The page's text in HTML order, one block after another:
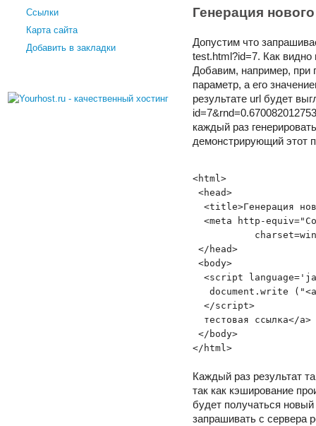
Генерация
Допустим что
test.html?id=7. Как видно
Добавим, например,
параметр, а его
результате url будет
каждый раз
демонстрирующий этот
<html>
<head>
<title>Генерация
<meta http-equiv=
</ head>
<body>
<script language=
   document.write (
</script>
  тестовая ссылка
</a>
</ body>
</ html>
Каждый раз результат
так как кэширование
будет получаться
запрашивать с сервера
Ссылки
Карта сайта
Добавить в закладки